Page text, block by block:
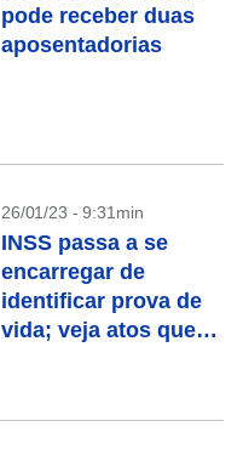
pode receber duas
aposentadorias
26/01/23 - 9:31min
INSS passa a se
encarregar de
identificar prova de
vida; veja atos que